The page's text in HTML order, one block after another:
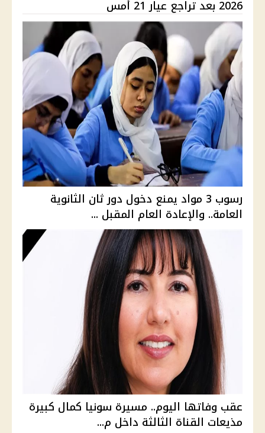
2026 بعد تراجع عيار 21 أمس
رسوب 3 مواد يمنع دخول دور ثان الثانوية
العامة.. والإعادة العام المقبل ...
عقب وفاتها اليوم.. مسيرة سونيا كمال كبيرة
مذيعات القناة الثالثة داخل م...